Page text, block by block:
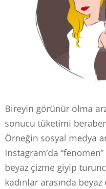
Bireyin görünür olma
sonucu tüketimi
Örneğin sosyal medya
Instagram’da
beyaz çizme giyip
kadınlar arasında